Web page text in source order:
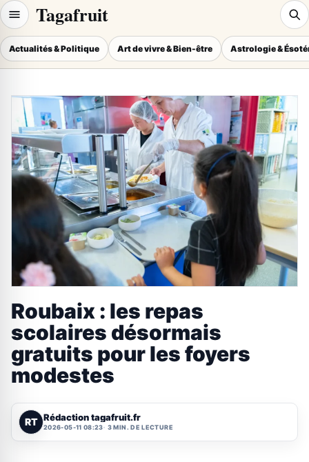
Tagafruit
Actualités & Politique Art de vivre & Bien-être Astrologie &
Roubaix : les repas
scolaires désormais
gratuits pour les foyers
modestes
RT Rédaction tagafruit.fr
2026-05-11 08:23 3 MIN. DE LECTURE